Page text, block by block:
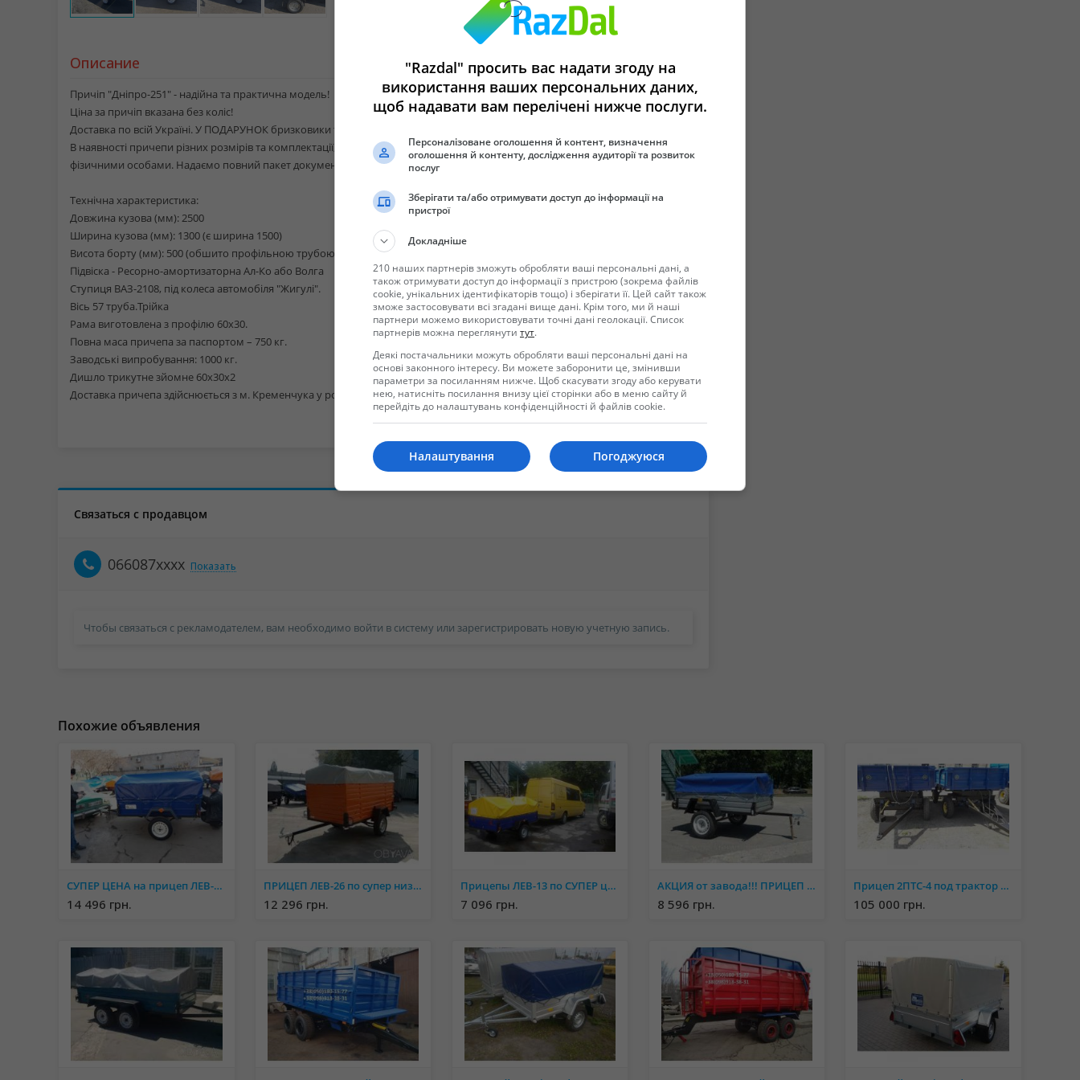
Описание
Причіп "Дніпро-251" - надійна та практична модель!
Ціна за причіп вказана без коліс!
Доставка по всій Україні. У ПОДАРУНОК бризковики та тент!
В наявності причепи різних розмірів та комплектації, одновісні та двовісні, бакелітові причепи. Працюємо з юридичними та
фізичними особами. Надаємо повний пакет документів.
Технічна характеристика:
Довжина кузова (мм): 2500
Ширина кузова (мм): 1300 (є ширина 1500)
Висота борту (мм): 500 (обшито профільною трубою 20х20).
Підвіска - Ресорно-амортизаторна Ал-Ко або Волга
Ступиця ВАЗ-2108, під колеса автомобіля "Жигулі".
Вісь 57 труба.Трійка
Рама виготовлена з профілю 60х30.
Повна маса причепа за паспортом – 750 кг.
Заводські випробування: 1000 кг.
Дишло трикутне зйомне 60х30х2
Доставка причепа здійснюється з м. Кременчука у розібраному вигляді.
Связаться с продавцом
066087xxxx Показать
Чтобы связаться с рекламодателем, вам необходимо войти в систему или зарегистрировать новую учетную запись.
Похожие объявления
СУПЕР ЦЕНА на прицеп ЛЕВ-СУПЕР от завода производителя
14 496 грн.
ПРИЦЕП ЛЕВ-26 по супер низкой цене от завода производителя
12 296 грн.
Прицепы ЛЕВ-13 по СУПЕР ценам от завода производителя
7 096 грн.
АКЦИЯ от завода!!! ПРИЦЕП ЛЕВ-18!!!
8 596 грн.
Прицеп 2ПТС-4 под трактор МТЗ, ЮМЗ
105 000 грн.
"Razdal" просить вас надати згоду на
використання ваших персональних даних,
щоб надавати вам перелічені нижче послуги.
Персоналізоване оголошення й контент, визначення
оголошення й контенту, дослідження аудиторії та розвиток
послуг
Зберігати та/або отримувати доступ до інформації на
пристрої
Докладніше
210 наших партнерів зможуть обробляти ваші персональні дані, а
також отримувати доступ до інформації з пристрою (зокрема файлів
cookie, унікальних ідентифікаторів тощо) і зберігати її. Цей сайт також
зможе застосовувати всі згадані вище дані. Крім того, ми й наші
партнери можемо використовувати точні дані геолокації. Список
партнерів можна переглянути тут.
Деякі постачальники можуть обробляти ваші персональні дані на
основі законного інтересу. Ви можете заборонити це, змінивши
параметри за посиланням нижче. Щоб скасувати згоду або керувати
нею, натисніть посилання внизу цієї сторінки або в меню сайту й
перейдіть до налаштувань конфіденційності й файлів cookie.
Погоджуюся
Налаштування